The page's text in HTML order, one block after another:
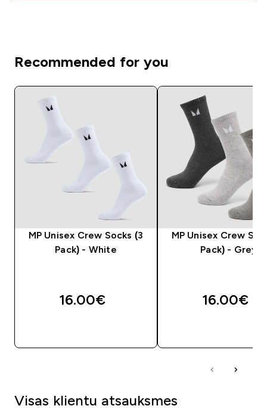
Recommended for you
MP Unisex Crew Socks (3
Pack) - White
16.00€‎
MP Unisex Crew
Pack) - Grey
16.00€‎
Visas klientu atsauksmes